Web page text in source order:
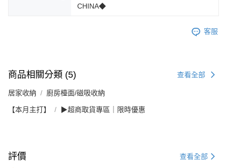
CHINA◆
客服
商品相關分類 (5) 查看全部
居家收納 廚房檯面/磁吸收納
【本月主打】 ▶超商取貨專區｜限時優惠
評價 查看全部